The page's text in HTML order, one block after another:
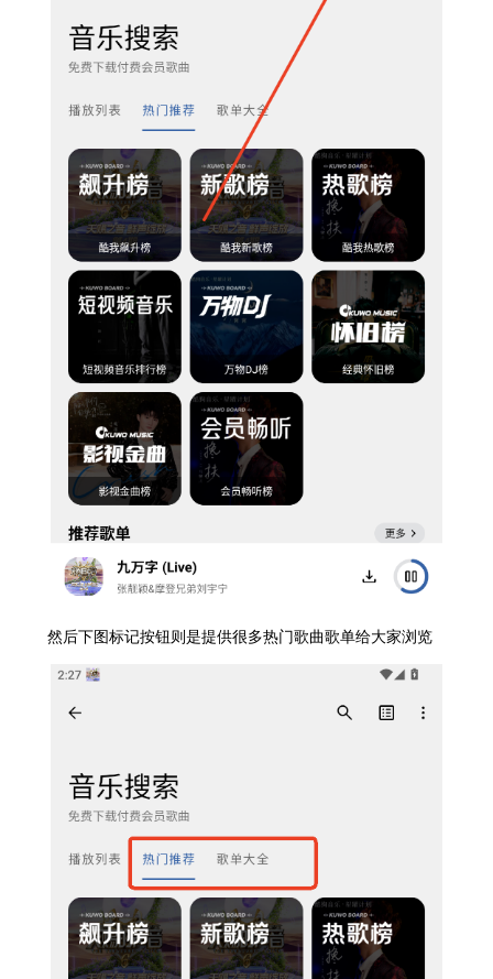
然后下图标记按钮则是提供很多热门歌曲歌单给大家浏览